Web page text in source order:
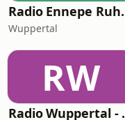
Radio
Wuppertal
RW
Radio